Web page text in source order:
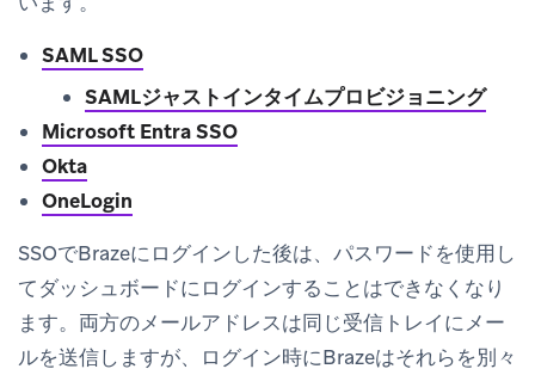
SAML SSO
SAMLジャストインタイムプロビジョニング
Microsoft Entra SSO
Okta
OneLogin
SSOでBrazeにログインした後は、パスワードを使用し
てダッシュボードにログインすることはできなくなり
ます。両方のメールアドレスは同じ受信トレイにメー
ルを送信しますが、ログイン時にBrazeはそれらを別々